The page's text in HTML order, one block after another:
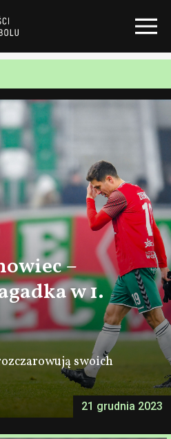
21 grudnia 2023
–
w 1.
swoich